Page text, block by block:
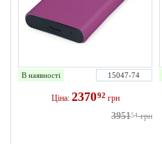
В наявності 15047-74
Ціна: 237092 грн
395154 грн